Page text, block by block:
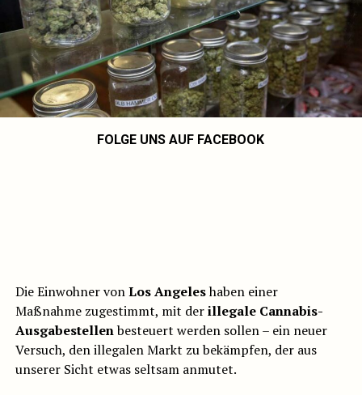
FOLGE UNS AUF FACEBOOK
Die Einwohner vonLos Angeleshaben einer
Maßnahme zugestimmt, mit derillegale Cannabis-
Ausgabestellenbesteuert werden sollen – ein neuer
Versuch, den illegalen Markt zu bekämpfen, der aus
unserer Sicht etwas seltsam anmutet.